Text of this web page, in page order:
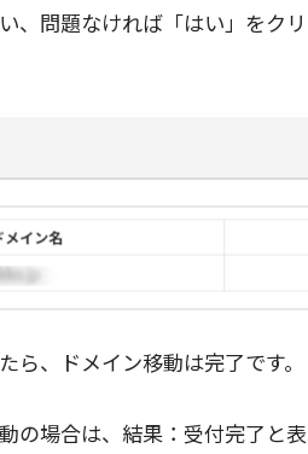
、問題なければ「はい」をクリ
ら、ドメイン移動は完了です。
の場合は、結果：受付完了と